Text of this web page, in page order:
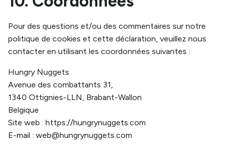
Pour des questions et/ou des commentaires sur notre
politique de cookies et cette déclaration, veuillez nous
contacter en utilisant les coordonnées suivantes :
Hungry Nuggets
Avenue des combattants 31,
1340 Ottignies-LLN, Brabant-Wallon
Belgique
Site web : https://hungrynuggets.com
E-mail : web@hungrynuggets.com